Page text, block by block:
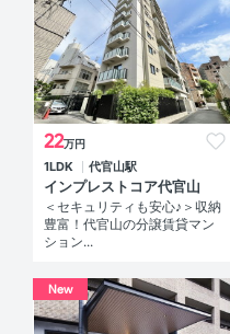
22万円
1LDK 代官山駅
インプレストコア代官山
＜セキュリティも安心♪＞収納
豊富！代官山の分譲賃貸マン
ション...
New